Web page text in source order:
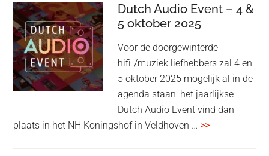
kondigt
Beo
Grace
aan:
high-
end
earbuds
titanium
Dutch Audio Event – 4 &
5 oktober 2025
Voor de doorgewinterde
hifi-/muziek liefhebbers zal 4 en
5 oktober 2025 mogelijk al in de
agenda staan: het jaarlijkse
Dutch Audio Event vind dan
plaats in het NH Koningshof in Veldhoven … >>overDutch